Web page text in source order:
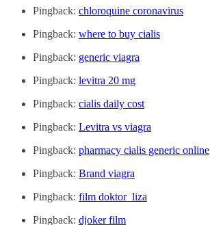
Pingback: chloroquine coronavirus
Pingback: where to buy cialis
Pingback: generic viagra
Pingback: levitra 20 mg
Pingback: cialis daily cost
Pingback: Levitra vs viagra
Pingback: pharmacy cialis generic online
Pingback: Brand viagra
Pingback: film doktor_liza
Pingback: djoker film